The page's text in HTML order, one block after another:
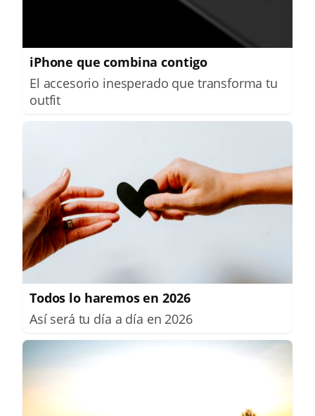
iPhone que combina contigo
El accesorio inesperado que transforma tu
outfit
Todos lo haremos en 2026
Así será tu día a día en 2026